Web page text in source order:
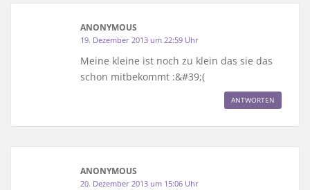
ANONYMOUS
19. Dezember 2013 um 22:59 Uhr
Meine kleine ist noch zu klein das sie das
schon mitbekommt :&#39;(
ANTWORTEN
ANONYMOUS
20. Dezember 2013 um 15:06 Uhr